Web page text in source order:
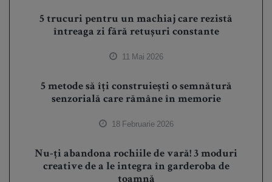
5 trucuri pentru un machiaj care rezistă
întreaga zi fără retușuri constante
11 Mai 2026
5 metode să îți construiești o semnătură
senzorială care rămâne în memorie
18 Februarie 2026
Nu-ți abandona rochiile de vară! 3 moduri
creative de a le integra în garderoba de
toamnă